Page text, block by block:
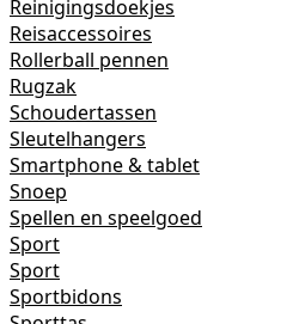
Reinigingsdoekjes
Reisaccessoires
Rollerball pennen
Rugzak
Schoudertassen
Sleutelhangers
Smartphone & tablet
Snoep
Spellen en speelgoed
Sport
Sport
Sportbidons